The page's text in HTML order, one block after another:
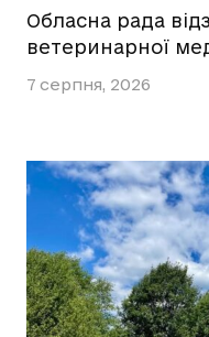
Обласна рада
ветеринарної
7 серпня, 2026